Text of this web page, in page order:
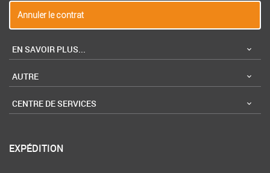
Annuler le contrat
EN SAVOIR PLUS...
AUTRE
CENTRE DE SERVICES
EXPÉDITION